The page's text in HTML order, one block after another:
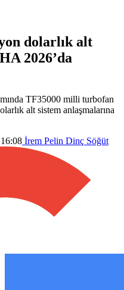
dolarlık alt
2026’da
TF35000 milli turbofan
alt sistem anlaşmalarına
İrem Pelin Dinç Söğüt